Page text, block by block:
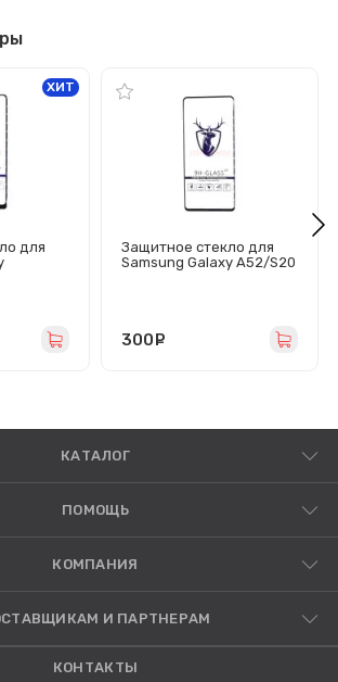
для
ХИТ
Защитное стекло для
Samsung Galaxy A52/S20
300
КАТАЛОГ
ПОМОЩЬ
КОМПАНИЯ
И ПАРТНЕРАМ
КОНТАКТЫ